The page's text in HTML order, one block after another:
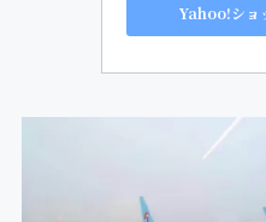
Yahoo!ショ